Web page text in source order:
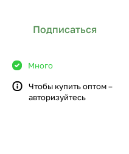
Подписаться
Много
Чтобы купить оптом –
авторизуйтесь